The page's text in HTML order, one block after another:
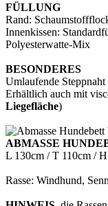
FÜLLUNG
Rand:
Innenkissen:
Polyesterwatte-Mix
BESONDERES
Umlaufende
Erhältlich auch mit
Liegefläche)
ABMASSE
L 130cm / T 110cm /
Rasse: Windhund,